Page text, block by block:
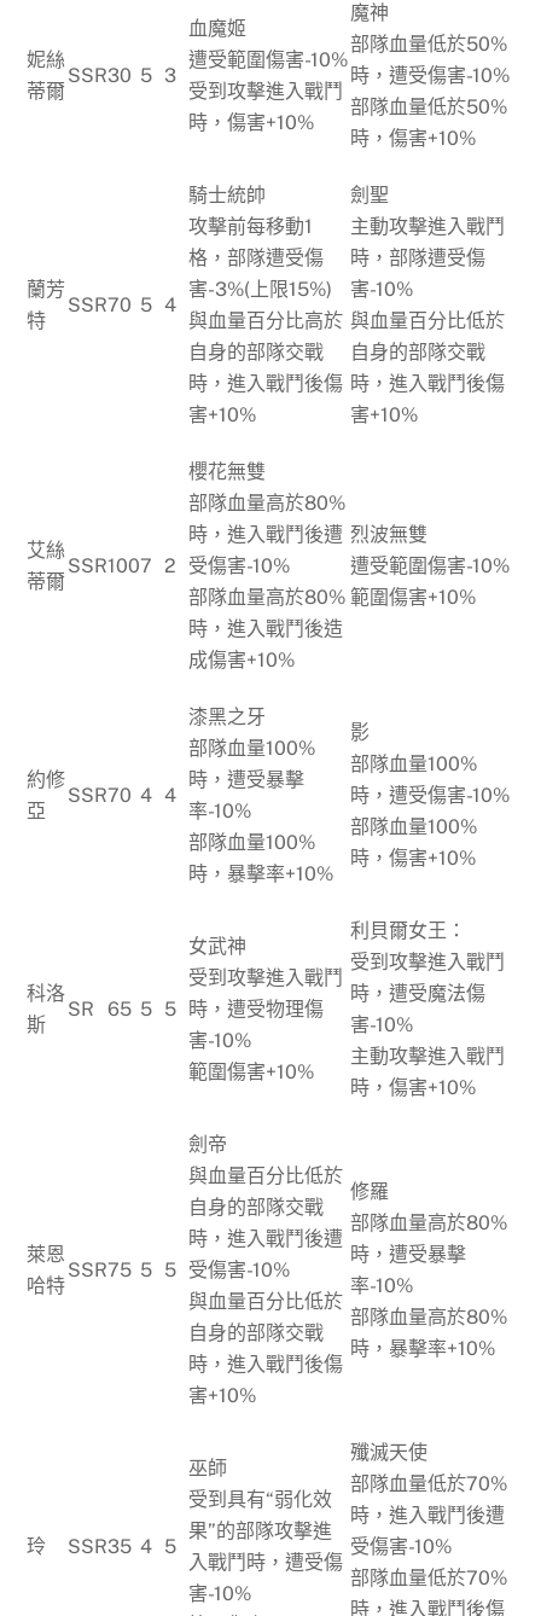
妮絲
蒂爾
SSR30 5 3
血魔姬
遭受範圍傷害-10%
受到攻擊進入戰鬥
時，傷害+10%
魔神
部隊血量低於50%
時，遭受傷害-10%
部隊血量低於50%
時，傷害+10%
蘭芳
特
SSR70 5 4
騎士統帥
攻擊前每移動1
格，部隊遭受傷
害-3%(上限15%)
與血量百分比高於
自身的部隊交戰
時，進入戰鬥後傷
害+10%
劍聖
主動攻擊進入戰鬥
時，部隊遭受傷
害-10%
與血量百分比低於
自身的部隊交戰
時，進入戰鬥後傷
害+10%
艾絲
蒂爾
SSR1007 2
櫻花無雙
部隊血量高於80%
時，進入戰鬥後遭
受傷害-10%
部隊血量高於80%
時，進入戰鬥後造
成傷害+10%
烈波無雙
遭受範圍傷害-10%
範圍傷害+10%
約修
亞
SSR70 4 4
漆黑之牙
部隊血量100%
時，遭受暴擊
率-10%
部隊血量100%
時，暴擊率+10%
影
部隊血量100%
時，遭受傷害-10%
部隊血量100%
時，傷害+10%
科洛
斯
SR 65 5 5
女武神
受到攻擊進入戰鬥
時，遭受物理傷
害-10%
範圍傷害+10%
利貝爾女王：
受到攻擊進入戰鬥
時，遭受魔法傷
害-10%
主動攻擊進入戰鬥
時，傷害+10%
萊恩
哈特
SSR75 5 5
劍帝
與血量百分比低於
自身的部隊交戰
時，進入戰鬥後遭
受傷害-10%
與血量百分比低於
自身的部隊交戰
時，進入戰鬥後傷
害+10%
修羅
部隊血量高於80%
時，遭受暴擊
率-10%
部隊血量高於80%
時，暴擊率+10%
玲 SSR35 4 5
巫師
受到具有“弱化效
果”的部隊攻擊進
入戰鬥時，遭受傷
害-10%
殲滅天使
部隊血量低於70%
時，進入戰鬥後遭
受傷害-10%
部隊血量低於70%
時，進入戰鬥後傷